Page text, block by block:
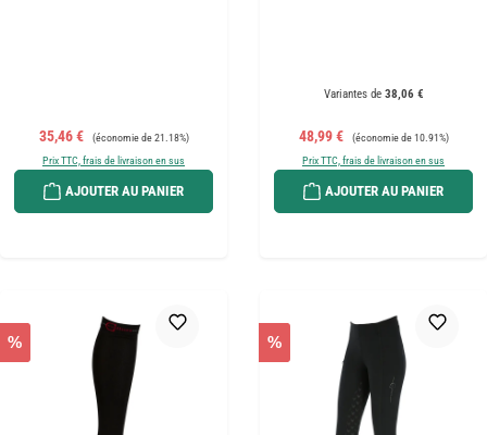
Prix de vente :
35,46 € Prix régulier :
(économie de 21.18%)
Prix TTC, frais de livraison en sus
AJOUTER AU PANIER
Variantes de38,06 €
Prix de vente :
48,99 € Prix régulier :
(économie de 10.91%)
Prix TTC, frais de livraison en sus
AJOUTER AU PANIER
% %